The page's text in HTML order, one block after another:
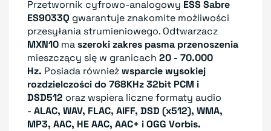
Przetwornik cyfrowo-analogowy ESS Sabre
ES9033Q gwarantuje znakomite możliwości
przesyłania strumieniowego. Odtwarzacz
MXN10 maszeroki zakres pasma przenoszenia
mieszczący się w granicach 20 - 70.000
Hz. Posiada równieżwsparcie wysokiej
rozdzielczości do 768KHz 32bit PCM i
DSD512 oraz wspiera liczne formaty audio
- ALAC, WAV, FLAC, AIFF, DSD (x512), WMA,
MP3, AAC, HE AAC, AAC+ i OGG Vorbis.